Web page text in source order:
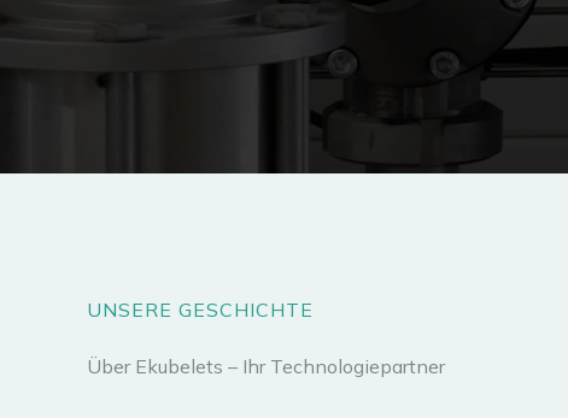
UNSERE GESCHICHTE
Über Ekubelets – Ihr Technologiepartner